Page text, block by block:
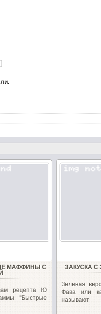
МАФФИНЫ С
рецепта Ю
"Быстрые
ЗАКУСКА
Зеленая
Фава или
называют